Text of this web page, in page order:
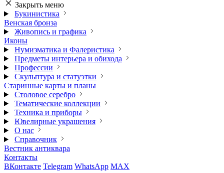
Закрыть меню
Букинистика
Венская бронза
Живопись и графика
Иконы
Нумизматика и Фалеристика
Предметы интерьера и обихода
Профессии
Скульптура и статуэтки
Старинные карты и планы
Столовое серебро
Тематические коллекции
Техника и приборы
Ювелирные украшения
О нас
Справочник
Вестник антиквара
Контакты
ВКонтакте Telegram WhatsApp MAX